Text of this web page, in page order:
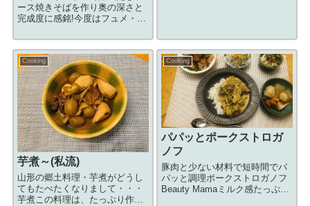
ース焼きそばを作り奥の深さと
完成度に感銘!今度はフュメ・
メ・ド・ポワソン」って何だフ
ュメ・ド・ポワソンを調べる
と、フランス料理の基礎になる
魚のだし汁とあります。フラン
ス料理には欠かせな...
さじx2...
Cooking
芋煮～(私流)
山形の郷土料理・芋煮がどうし
てもたべたくなりまして・・・
芋煮この料理は、たっぷり作っ
Cooking
パパッとポークストロガ
ノフ
豚肉と少ない材料で短時間でパ
パッと調理ポークストロガノフ
Beauty Mamaミルク感たっぷり